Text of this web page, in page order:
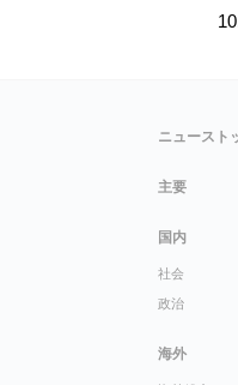
ニュースト
主要
国内
社会
政治
海外